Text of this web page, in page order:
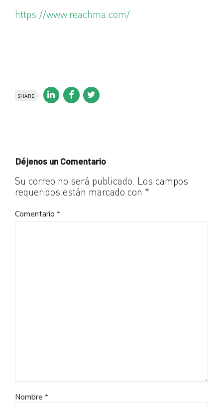
https://www.reachma.com/
SHARE
Déjenos un Comentario
Su correo no será publicado. Los campos
requeridos están marcado con *
Comentario *
Nombre *